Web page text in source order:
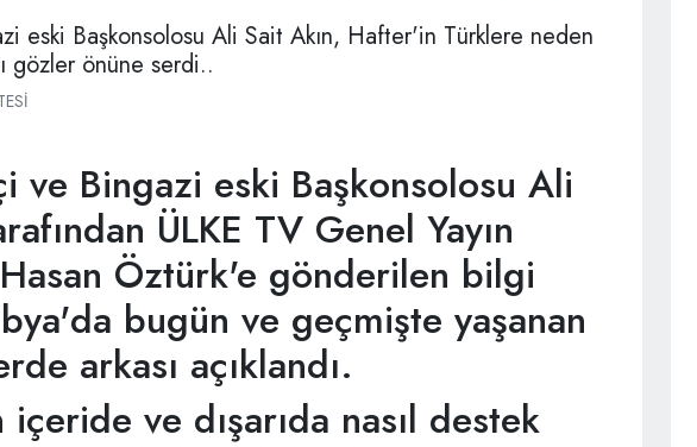
eski Başkonsolosu Ali Sait Akın, Hafter'in Türklere neden
gözler önüne serdi..
ve Bingazi eski Başkonsolosu Ali
ÜLKE TV Genel Yayın
Öztürk'e gönderilen bilgi
bugün ve geçmişte yaşanan
arkası açıklandı.
ve dışarıda nasıl destek